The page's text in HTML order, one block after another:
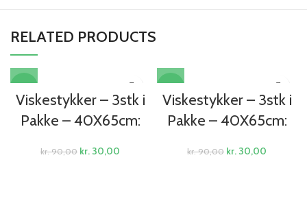
RELATED PRODUCTS
-67%
HOT
Viskestykker – 3stk i
Pakke – 40X65cm:
kr.90,00 kr. 30,00
-67%
HOT
Viskestykker – 3stk i
Pakke – 40X65cm:
kr.90,00 kr. 30,00